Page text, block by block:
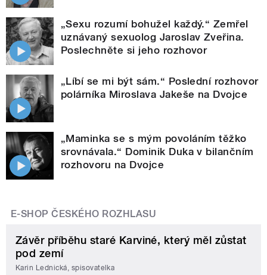
„Sexu rozumí bohužel každý.“ Zemřel
uznávaný sexuolog Jaroslav Zveřina.
Poslechněte si jeho rozhovor
„Líbí se mi být sám.“ Poslední rozhovor
polárníka Miroslava Jakeše na Dvojce
„Maminka se s mým povoláním těžko
srovnávala.“ Dominik Duka v bilančním
rozhovoru na Dvojce
E-SHOP ČESKÉHO ROZHLASU
Závěr příběhu staré Karviné, který měl zůstat
pod zemí
Karin Lednická, spisovatelka